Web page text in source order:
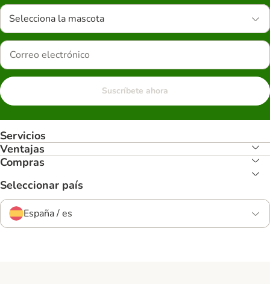
Selecciona la mascota
Suscríbete ahora
Servicios
Ventajas
Compras
Seleccionar país
España / es